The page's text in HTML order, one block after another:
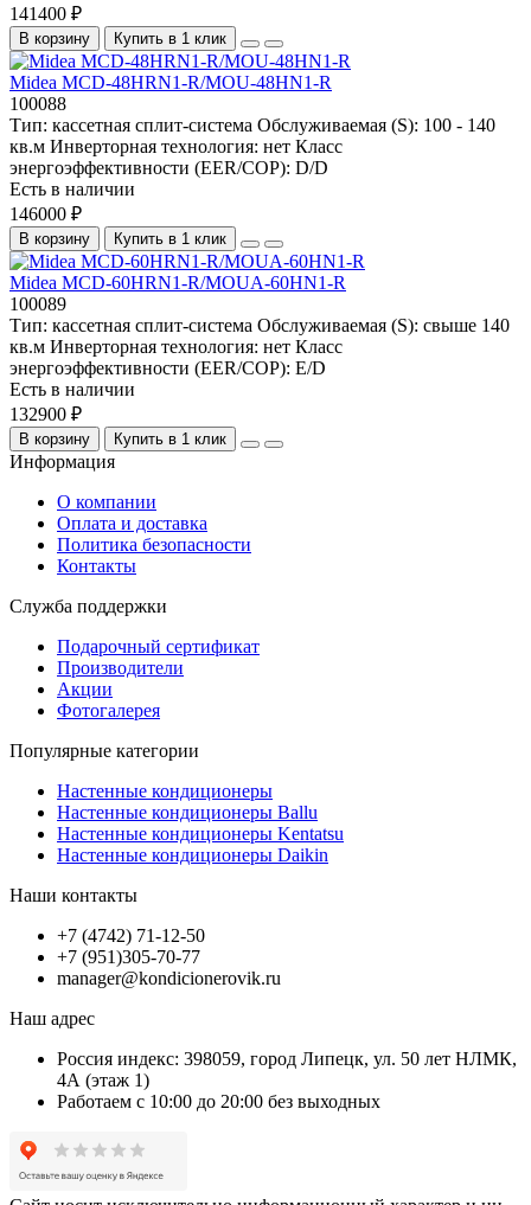
141400 ₽
В корзину Купить в 1 клик
Midea MCD-48HRN1-R/MOU-48HN1-R
100088
Тип: кассетная сплит-система Обслуживаемая (S): 100 - 140
кв.м Инверторная технология: нет Класс
энергоэффективности (EER/COP): D/D
Есть в наличии
146000 ₽
В корзину Купить в 1 клик
Midea MCD-60HRN1-R/MOUA-60HN1-R
100089
Тип: кассетная сплит-система Обслуживаемая (S): свыше 140
кв.м Инверторная технология: нет Класс
энергоэффективности (EER/COP): E/D
Есть в наличии
132900 ₽
В корзину Купить в 1 клик
Информация
О компании
Оплата и доставка
Политика безопасности
Контакты
Служба поддержки
Подарочный сертификат
Производители
Акции
Фотогалерея
Популярные категории
Настенные кондиционеры
Настенные кондиционеры Ballu
Настенные кондиционеры Kentatsu
Настенные кондиционеры Daikin
Наши контакты
+7 (4742) 71-12-50
+7 (951)305-70-77
manager@kondicionerovik.ru
Наш адрес
Россия индекс: 398059, город Липецк, ул. 50 лет НЛМК,
4А (этаж 1)
Работаем с 10:00 до 20:00 без выходных